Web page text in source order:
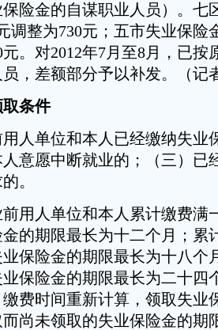
险金的自谋职业人员）。七
调整为730元；五市失业保险
元。对2012年7月至8月，已按
，差额部分予以补发。（记
条件
单位和本人已经缴纳失业
意愿中断就业的；（三）已
。
人单位和本人累计缴费满
的期限最长为十二个月；累
保险金的期限最长为十八个
保险金的期限最长为二十四
费时间重新计算，领取失业
尚未领取的失业保险金的期